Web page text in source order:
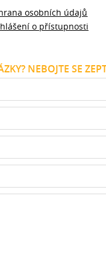
osobních údajů
o přístupnosti
NEBOJTE SE